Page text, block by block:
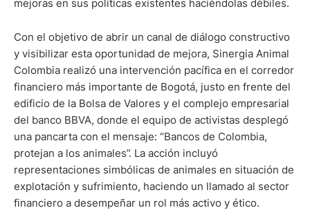
mejoras en sus políticas existentes haciéndolas débiles.
Con el objetivo de abrir un canal de diálogo constructivo
y visibilizar esta oportunidad de mejora, Sinergia Animal
Colombia realizó una intervención pacífica en el corredor
financiero más importante de Bogotá, justo en frente del
edificio de la Bolsa de Valores y el complejo empresarial
del banco BBVA, donde el equipo de activistas desplegó
una pancarta con el mensaje: “Bancos de Colombia,
protejan a los animales”. La acción incluyó
representaciones simbólicas de animales en situación de
explotación y sufrimiento, haciendo un llamado al sector
financiero a desempeñar un rol más activo y ético.